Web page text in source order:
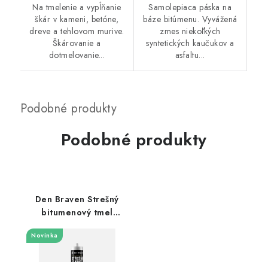
Na tmelenie a vypĺňanie
škár v kameni, betóne,
dreve a tehlovom murive.
Škárovanie a
dotmelovanie...
Samolepiaca páska na
báze bitúmenu. Vyvážená
zmes niekoľkých
syntetických kaučukov a
asfaltu...
Podobné produkty
Den Braven Strešný
bitumenový tmel
Novinka